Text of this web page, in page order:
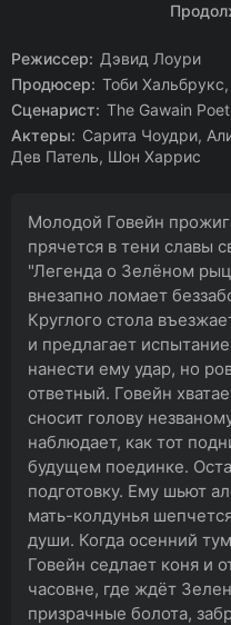
Режиссер: Дэвид Лоури
Продюсер: Тоби
Сценарист: The Gawain
Актеры: Сарита Чоудри,
Дев Патель, Шон Харрис
Молодой Говейн
прячется в тени славы
"Легенда о Зелёном
внезапно ломает
Круглого стола
и предлагает
нанести ему удар, но
ответный. Говейн
сносит голову
наблюдает, как тот
будущем поединке.
подготовку. Ему шьют
мать-колдунья
души. Когда осенний
Говейн седлает коня и
часовне, где ждёт
призрачные болота,